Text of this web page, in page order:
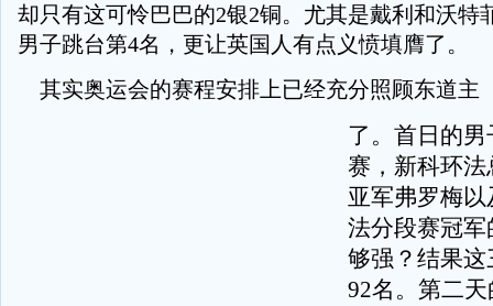
却只有这可怜巴巴的2银2铜。尤其是戴利和沃特
男子跳台第4名，更让英国人有点义愤填膺了。
其实奥运会的赛程安排上已经充分照顾东道主
了。首日的
赛，新科环
亚军弗罗梅
法分段赛冠
够强？结果
92名。第二